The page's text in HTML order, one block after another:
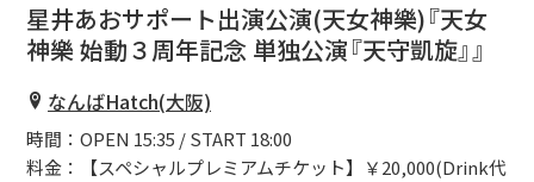
星井あおサポート出演公演(天女神樂)『天女
神樂 始動３周年記念 単独公演『天守凱旋』』
なんばHatch(大阪)
時間：OPEN 15:35 / START 18:00
料金：【スペシャルプレミアムチケット】￥20,000(Drink代